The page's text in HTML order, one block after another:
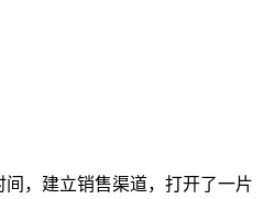
，建立销售渠道，打开了一片